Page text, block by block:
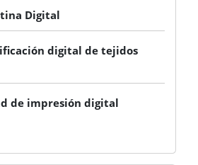
Digital
digital de tejidos
de impresión digital